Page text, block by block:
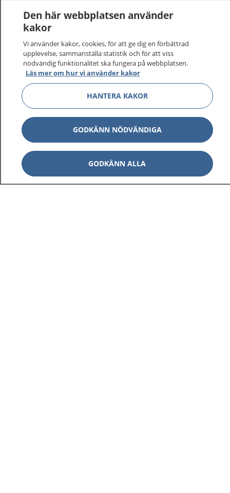
Den här webbplatsen använder
kakor
Vi använder kakor, cookies, för att ge dig en förbättrad
upplevelse, sammanställa statistik och för att viss
nödvändig funktionalitet ska fungera på webbplatsen.
Läs mer om hur vi använder kakor
HANTERA KAKOR
GODKÄNN NÖDVÄNDIGA
GODKÄNN ALLA